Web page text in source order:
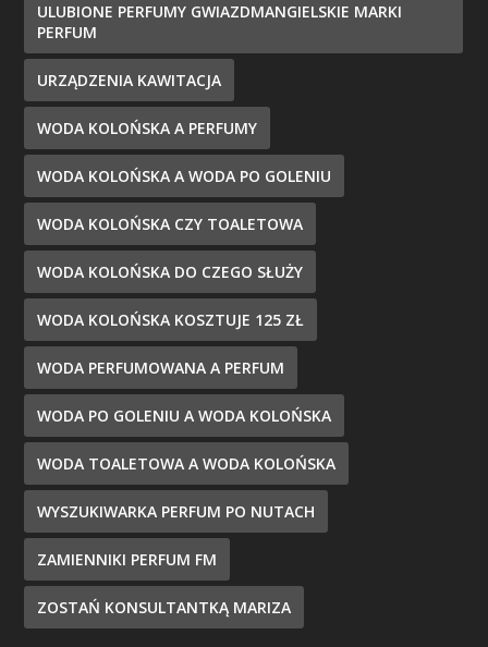
ULUBIONE PERFUMY GWIAZDMANGIELSKIE MARKI
PERFUM
URZĄDZENIA KAWITACJA
WODA KOLOŃSKA A PERFUMY
WODA KOLOŃSKA A WODA PO GOLENIU
WODA KOLOŃSKA CZY TOALETOWA
WODA KOLOŃSKA DO CZEGO SŁUŻY
WODA KOLOŃSKA KOSZTUJE 125 ZŁ
WODA PERFUMOWANA A PERFUM
WODA PO GOLENIU A WODA KOLOŃSKA
WODA TOALETOWA A WODA KOLOŃSKA
WYSZUKIWARKA PERFUM PO NUTACH
ZAMIENNIKI PERFUM FM
ZOSTAŃ KONSULTANTKĄ MARIZA